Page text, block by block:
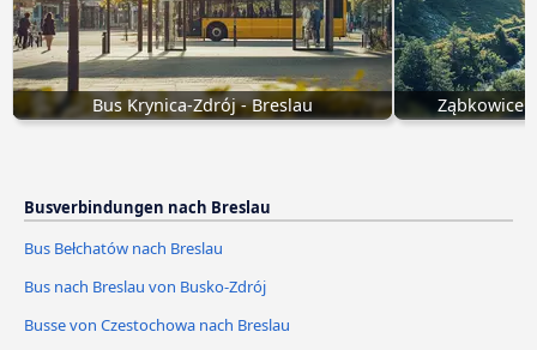
Bus Krynica-Zdrój - Breslau Ząbkowice
Busverbindungen nach Breslau
Bus Bełchatów nach Breslau
Bus nach Breslau von Busko-Zdrój
Busse von Czestochowa nach Breslau